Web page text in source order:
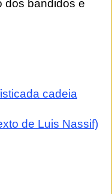
dos bandidos e
cadeia
de Luis Nassif)